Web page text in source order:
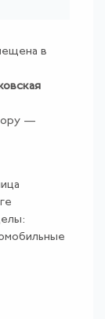
в
—